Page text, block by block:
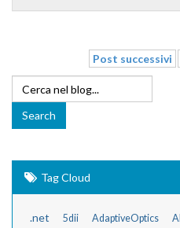
Post successivi
Tag Cloud
.net 5dii AdaptiveOptics AI